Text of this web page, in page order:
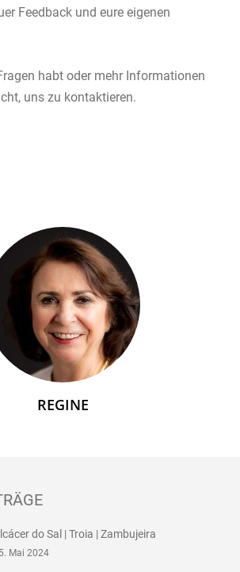
Feedback und eure eigenen
habt oder mehr Informationen
uns zu kontaktieren.
REGINE
do Sal | Troia | Zambujeira
Mai 2024